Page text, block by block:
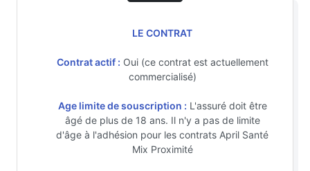
LE CONTRAT
Contrat actif : Oui (ce contrat est actuellement
commercialisé)
Age limite de souscription : L'assuré doit être
âgé de plus de 18 ans. Il n'y a pas de limite
d'âge à l'adhésion pour les contrats April Santé
Mix Proximité